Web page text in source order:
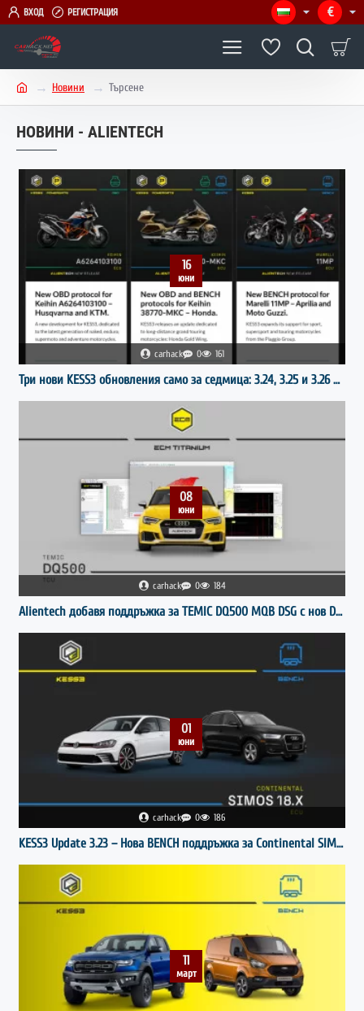
ВХОД РЕГИСТРАЦИЯ €
m
e
Новини Търсене
НОВИНИ - ALIENTECH
16
юни
carhack 0 161
Три нови KESS3 обновления само за седмица: 3.24, 3.25 и 3.26 на Alientech.
08
юни
carhack 0 184
Alientech добавя поддръжка за TEMIC DQ500 MQB DSG с нов Driver за ECM Titanium
01
юни
carhack 0 186
KESS3 Update 3.23 – Нова BENCH поддръжка за Continental SIMOS18.X ECU
11
март